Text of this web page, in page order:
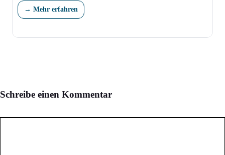
→ Mehr erfahren
Schreibe einen Kommentar